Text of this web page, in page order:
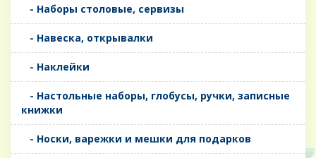
- Наборы столовые, сервизы
- Навеска, открывалки
- Наклейки
- Настольные наборы, глобусы, ручки, записные
книжки
- Носки, варежки и мешки для подарков